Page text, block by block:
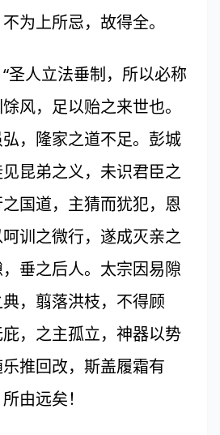
为上所忌，故得全。
人立法垂制，所以必称
风，足以贻之来世也。
，隆家之道不足。彭城
昆弟之义，未识君臣之
国道，主猜而犹犯，恩
训之微行，遂成灭亲之
垂之后人。太宗因易隙
，翦落洪枝，不得顾
，之主孤立，神器以势
推回改，斯盖履霜有
由远矣！